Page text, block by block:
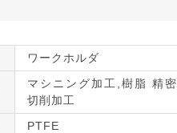
ワークホルダ
マシニング加工,樹脂 精密
切削加工
PTFE